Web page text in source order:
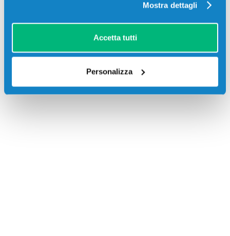
Mostra dettagli
Accetta tutti
Personalizza
Recensioni